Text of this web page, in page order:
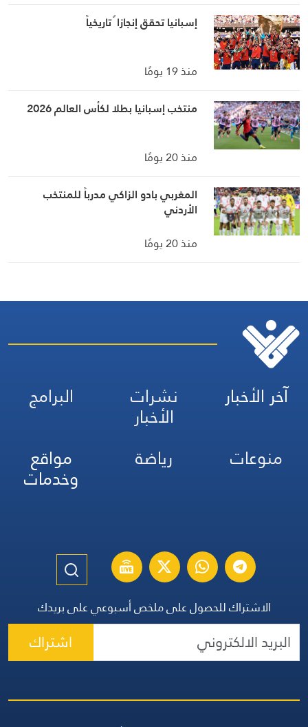
إسبانيا تحقق إنجازا ً تاريخياً
منذ 19 يومًا
منتخب إسبانيا بطلا لكأس العالم 2026
منذ 20 يومًا
المغربي بادو الزاكي مدرباً للمنتخب
الأردني
منذ 20 يومًا
آخر الأخبار نشرات
الأخبار
البرامج
منوعات
رياضة مواقع
وخدمات
الاشتراك للحصول على ملخص أسبوعي على بريدك
اشتراك